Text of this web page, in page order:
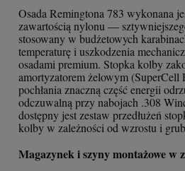
Osada Remingtona 783 wykonana
zawartością nylonu —
stosowany w budżetowych
temperaturę i uszkodzenia
osadami premium. Stopka kolby
amortyzatorem żelowym (SuperCell
pochłania znaczną część energii
odczuwalną przy nabojach .308
dostępny jest zestaw przedłużeń
kolby w zależności od wzrostu i
Magazynek i szyny montażowe w